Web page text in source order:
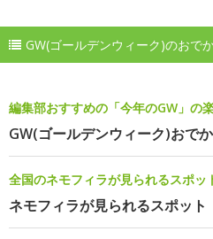
GW(ゴールデンウィーク)のおで
編集部おすすめの「今年のGW」の
GW(ゴールデンウィーク)おで
全国のネモフィラが見られるスポッ
ネモフィラが見られるスポット